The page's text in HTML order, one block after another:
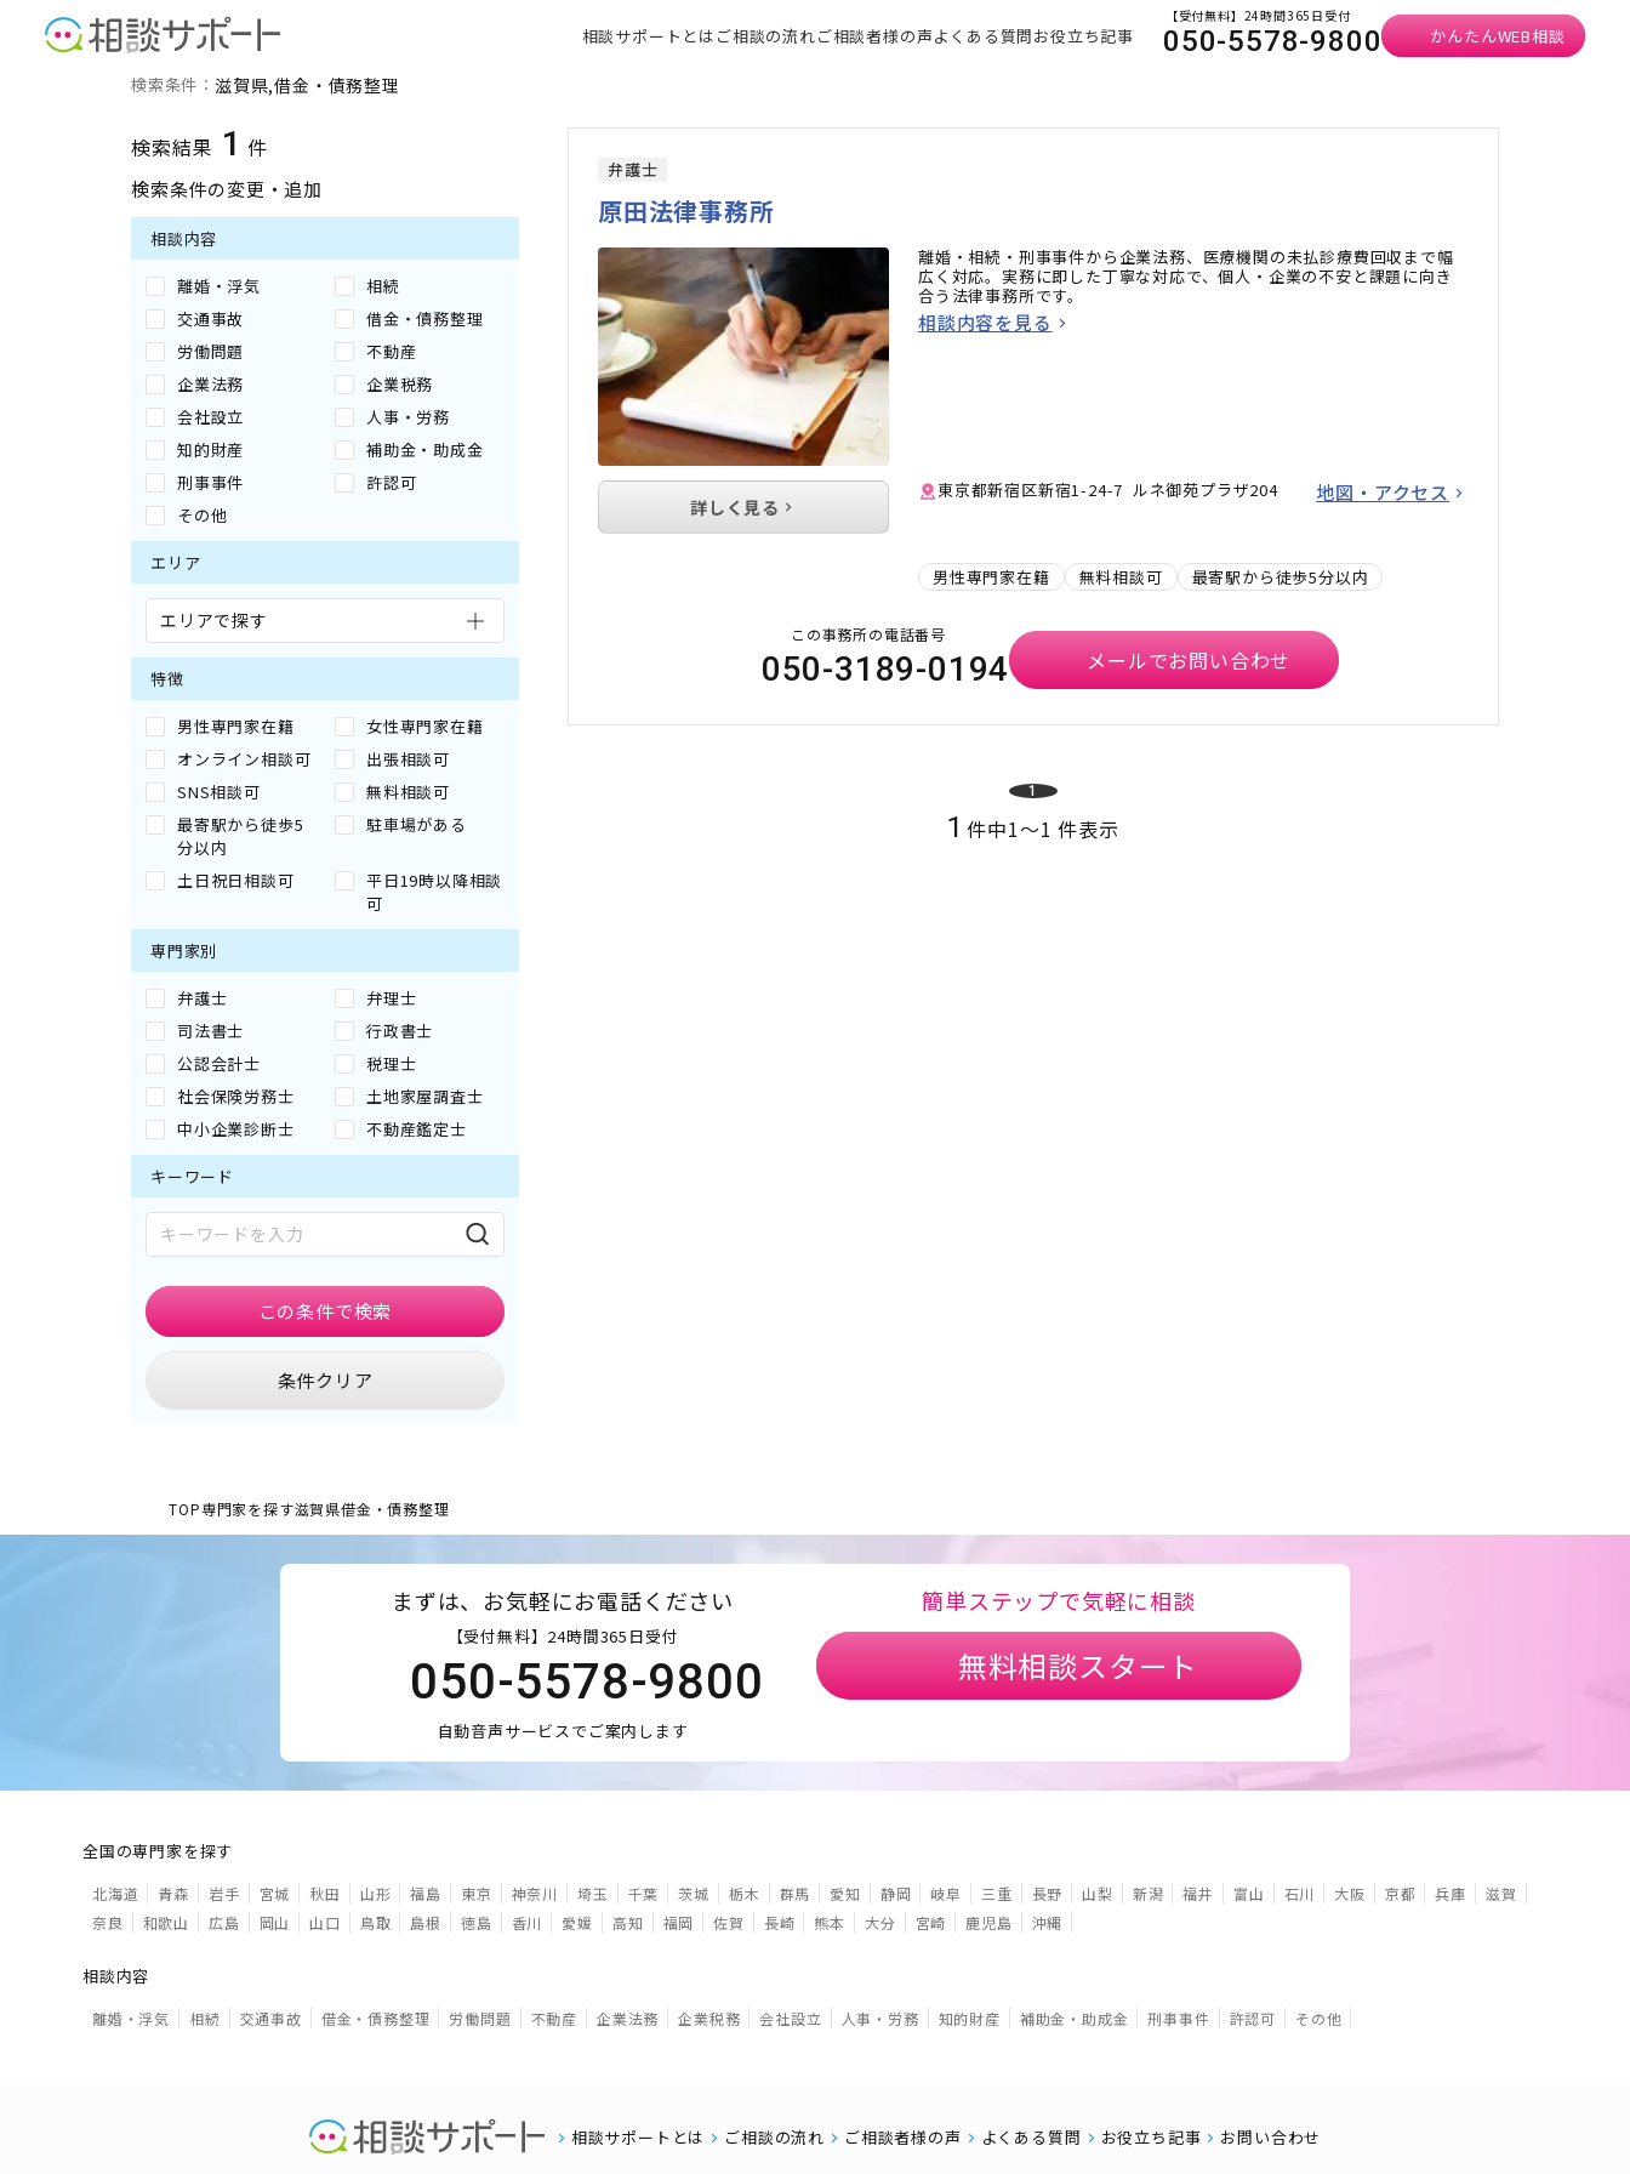
相談サポートとは ご相談の流れご相談者様の声よくある質問お役立ち記事
【受付無料】24時間365日受付
050-5578-9800 かんたんWEB相談
滋賀県の借金・債務整理に強い専門家の検索結果
検索条件： 滋賀県 借金・債務整理
検索結果 1 件
検索条件の変更・追加
相談内容
離婚・浮気
相続
交通事故
借金・債務整理
労働問題
不動産
企業法務
企業税務
会社設立
人事・労務
知的財産
補助金・助成金
刑事事件
許認可
その他
エリア
エリアで探す
特徴
男性専門家在籍
女性専門家在籍
オンライン相談可
出張相談可
SNS相談可
無料相談可
最寄駅から徒歩5
分以内
駐車場がある
土日祝日相談可
平日19時以降相談
可
専門家別
弁護士
弁理士
司法書士
行政書士
公認会計士
税理士
社会保険労務士
土地家屋調査士
中小企業診断士
不動産鑑定士
キーワード
条件クリア
この条件で検索
弁護士
原田法律事務所
離婚・相続・刑事事件から企業法務、医療機関の未払診療費回収まで幅
広く対応。実務に即した丁寧な対応で、個人・企業の不安と課題に向き
合う法律事務所です。
相談内容を見る
東京都新宿区新宿1-24-7 ルネ御苑プラザ204 地図・アクセス
男性専門家在籍 無料相談可 最寄駅から徒歩5分以内
詳しく見る
この事務所の電話番号
050-3189-0194 メールでお問い合わせ
1
1 件中1〜1 件表示
TOP専門家を探す滋賀県借金・債務整理
まずは、お気軽にお電話ください
【受付無料】24時間365日受付
050-5578-9800
自動音声サービスでご案内します
簡単ステップで気軽に相談
無料相談スタート
全国の専門家を探す
北海道 青森 岩手 宮城 秋田 山形 福島 東京 神奈川 埼玉 千葉 茨城 栃木 群馬 愛知 静岡 岐阜 三重 長野 山梨 新潟 福井 富山 石川 大阪 京都 兵庫
滋賀
奈良
和歌山 広島 岡山 山口 鳥取 島根 徳島 香川 愛媛 高知 福岡 佐賀 長崎 熊本 大分 宮崎 鹿児島 沖縄
相談内容
離婚・浮気 相続 交通事故 借金・債務整理 労働問題 不動産 企業法務 企業税務 会社設立 人事・労務 知的財産 補助金・助成金 刑事事件 許認可 その他
相談サポートとは ご相談の流れ ご相談者様の声 よくある質問 お役立ち記事 お問い合わせ